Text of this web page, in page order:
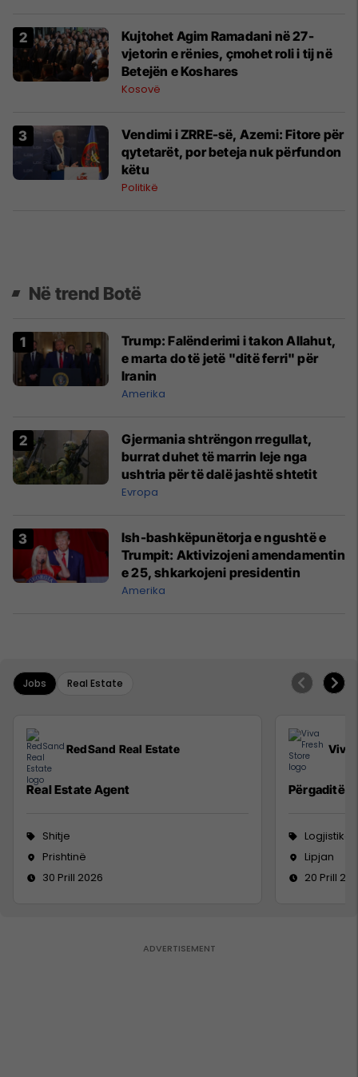
Kujtohet Agim Ramadani në 27-
vjetorin e rënies, çmohet roli i tij në
Betejën e Koshares
Kosovë
Vendimi i ZRRE-së, Azemi: Fitore për
qytetarët, por beteja nuk përfundon
këtu
Politikë
Në trend Botë
Trump: Falënderimi i takon Allahut,
e marta do të jetë "ditë ferri" për
Iranin
Amerika
Gjermania shtrëngon rregullat,
burrat duhet të marrin leje nga
ushtria për të dalë jashtë shtetit
Evropa
Ish-bashkëpunëtorja e ngushtë e
Trumpit: Aktivizojeni amendamentin
e 25, shkarkojeni presidentin
Amerika
Jobs Real Estate
RedSand Real Estate
Real Estate Agent
Shitje
Prishtinë
30 Prill 2026
Viva
Përgaditës
Logjistikë
Lipjan
20 Prill